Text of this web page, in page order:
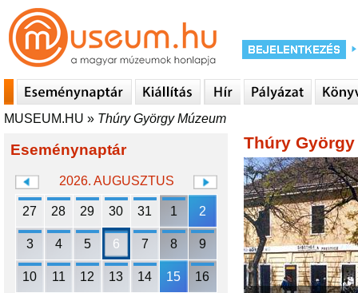
MUSEUM.HU » Thúry György Múzeum
Eseménynaptár
2026. AUGUSZTUS
27 28 29 30 31 1 2
3 4 5 6 7 8 9
10 11 12 13 14 15 16
Thúry